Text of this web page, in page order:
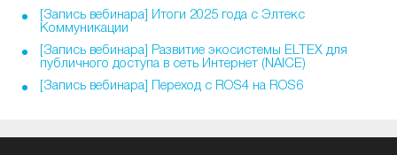
[Запись вебинара] Итоги 2025 года с Элтекс
Коммуникации
[Запись вебинара] Развитие экосистемы ELTEX для
публичного доступа в сеть Интернет (NAICE)
[Запись вебинара] Переход с ROS4 на ROS6